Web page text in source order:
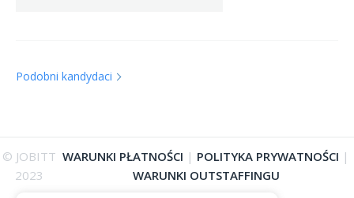
Podobni kandydaci
© JOBITT
2023
WARUNKI PŁATNOŚCI | POLITYKA PRYWATNOŚCI |
WARUNKI OUTSTAFFINGU